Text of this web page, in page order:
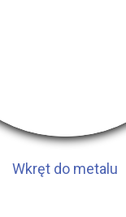
Wkręt do metalu